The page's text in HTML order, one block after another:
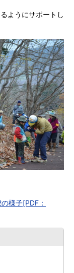
ようにサポートし
様子[PDF：